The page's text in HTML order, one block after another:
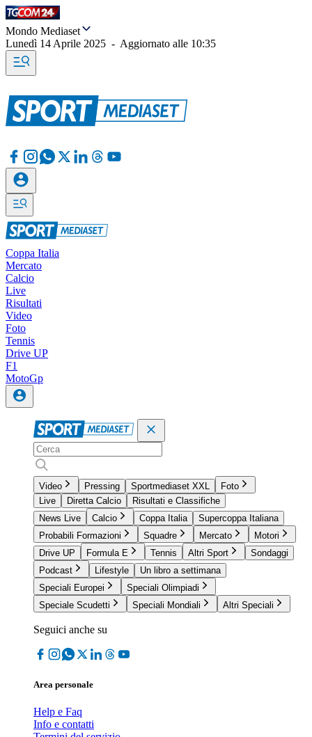
Mondo Mediaset
Lunedì 14 Aprile 2025 - Aggiornato alle 10:35
Coppa Italia
Mercato
Calcio
Live
Risultati
Video
Foto
Tennis
Drive UP
F1
MotoGp
Video Pressing Sportmediaset XXL
Foto
Live
Diretta Calcio
Risultati e Classifiche
News Live
Calcio Coppa Italia
Supercoppa Italiana
Probabili Formazioni
Squadre Mercato
Motori
Drive UP
Formula E Tennis Altri Sport
Sondaggi
Podcast
Lifestyle
Un libro a settimana
Speciali Europei
Speciali Olimpiadi
Speciale Scudetti
Speciali Mondiali Altri Speciali
Seguici anche su
Area personale
Help e Faq
Info e contatti